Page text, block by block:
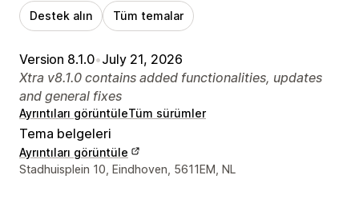
Destek alın Tüm temalar
Version 8.1.0•July 21, 2026
Xtra v8.1.0 contains added functionalities, updates
and general fixes
Ayrıntıları görüntüleTüm sürümler
Tema belgeleri
Ayrıntıları görüntüle
Tasarımcı iletişim bilgileri
Stadhuisplein 10, Eindhoven, 5611EM, NL